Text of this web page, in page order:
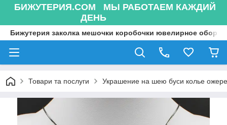
БИЖУТЕРИЯ.COM МЫ РАБОТАЕМ КАЖДИЙ
ДЕНЬ
Бижутерия заколка мешочки коробочки ювелирное
Товари та послуги Украшение на шею буси колье